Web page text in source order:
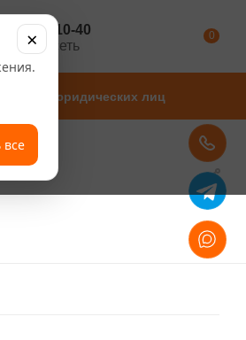
347 246-10-40
сеть
0
Для юридических лиц
все
×